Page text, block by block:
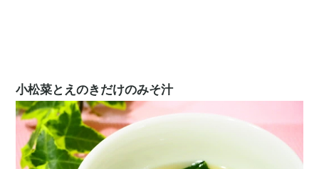
小松菜とえのきだけのみそ汁